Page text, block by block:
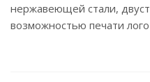
нержавеющей стали,
возможностью печати